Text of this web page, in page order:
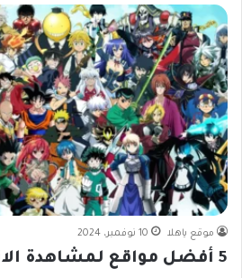
موقع ياهلا 10 نوفمبر، 2024
5 أفضل مواقع لمشاهدة الانمي